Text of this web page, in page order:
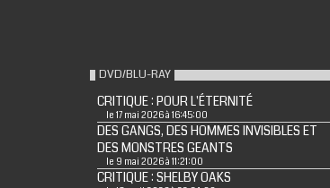
DVD/BLU-RAY
CRITIQUE : POUR L'ÉTERNITÉ
le 17 mai 2026 à 16:45:00
DES GANGS, DES HOMMES INVISIBLES ET
DES MONSTRES GEANTS
le 9 mai 2026 à 11:21:00
CRITIQUE : SHELBY OAKS